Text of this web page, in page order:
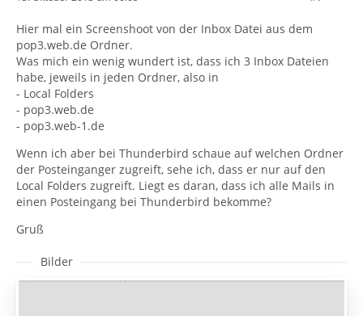
Hier mal ein Screenshoot von der Inbox Datei aus dem
pop3.web.de Ordner.
Was mich ein wenig wundert ist, dass ich 3 Inbox Dateien
habe, jeweils in jeden Ordner, also in
- Local Folders
- pop3.web.de
- pop3.web-1.de
Wenn ich aber bei Thunderbird schaue auf welchen Ordner
der Posteinganger zugreift, sehe ich, dass er nur auf den
Local Folders zugreift. Liegt es daran, dass ich alle Mails in
einen Posteingang bei Thunderbird bekomme?
Gruß
Bilder